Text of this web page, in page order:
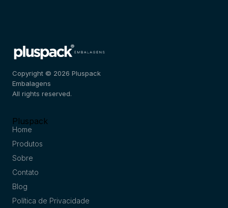
Copyright © 2026 Pluspack
Embalagens
All rights reserved.
Pluspack
Home
Produtos
Sobre
Contato
Blog
Política de Privacidade